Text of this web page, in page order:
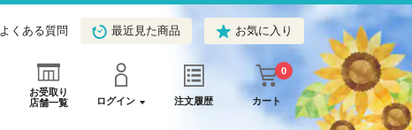
よくある質問 最近見た商品 お気に入り
お受取り
店舗一覧
ログイン 注文履歴 カート
0